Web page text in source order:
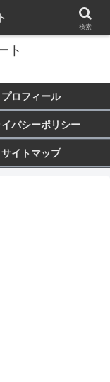
まとめます♪
ト
プロフィール
バシーポリシー
サイトマップ
検索